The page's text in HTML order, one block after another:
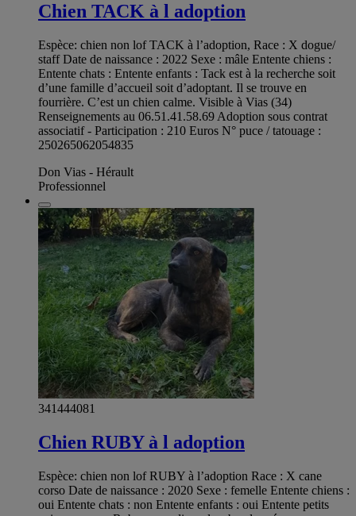
Chien TACK à l adoption
Espèce: chien non lof TACK à l’adoption, Race : X dogue/
staff Date de naissance : 2022 Sexe : mâle Entente chiens :
Entente chats : Entente enfants : Tack est à la recherche soit
d’une famille d’accueil soit d’adoptant. Il se trouve en
fourrière. C’est un chien calme. Visible à Vias (34)
Renseignements au 06.51.41.58.69 Adoption sous contrat
associatif - Participation : 210 Euros N° puce / tatouage :
250265062054835
Don Vias - Hérault
Professionnel
341444081
Chien RUBY à l adoption
Espèce: chien non lof RUBY à l’adoption Race : X cane
corso Date de naissance : 2020 Sexe : femelle Entente chiens :
oui Entente chats : non Entente enfants : oui Entente petits